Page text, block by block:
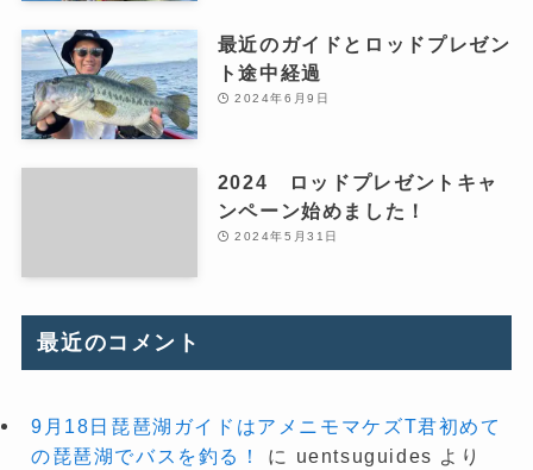
最近のガイドとロッドプレゼン
ト途中経過
2024年6月9日
2024 ロッドプレゼントキャ
ンペーン始めました！
2024年5月31日
最近のコメント
9月18日琵琶湖ガイドはアメニモマケズT君初めて
の琵琶湖でバスを釣る！
に uentsuguides より